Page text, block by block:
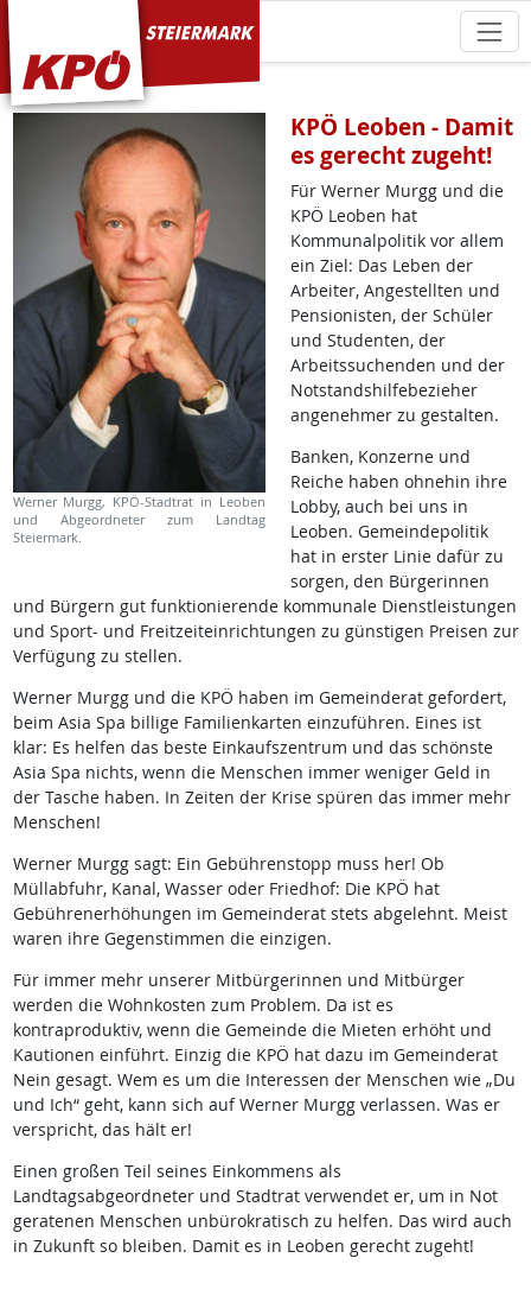
KPÖ Steiermark
Werner Murgg, KPÖ-Stadtrat in Leoben
und Abgeordneter zum Landtag
Steiermark.
KPÖ Leoben - Damit
es gerecht zugeht!
Für Werner Murgg und die
KPÖ Leoben hat
Kommunalpolitik vor allem
ein Ziel: Das Leben der
Arbeiter, Angestellten und
Pensionisten, der Schüler
und Studenten, der
Arbeitssuchenden und der
Notstandshilfebezieher
angenehmer zu gestalten.
Banken, Konzerne und
Reiche haben ohnehin ihre
Lobby, auch bei uns in
Leoben. Gemeindepolitik
hat in erster Linie dafür zu
sorgen, den Bürgerinnen
und Bürgern gut funktionierende kommunale Dienstleistungen
und Sport- und Freitzeiteinrichtungen zu günstigen Preisen zur
Verfügung zu stellen.
Werner Murgg und die KPÖ haben im Gemeinderat gefordert,
beim Asia Spa billige Familienkarten einzuführen. Eines ist
klar: Es helfen das beste Einkaufszentrum und das schönste
Asia Spa nichts, wenn die Menschen immer weniger Geld in
der Tasche haben. In Zeiten der Krise spüren das immer mehr
Menschen!
Werner Murgg sagt: Ein Gebührenstopp muss her! Ob
Müllabfuhr, Kanal, Wasser oder Friedhof: Die KPÖ hat
Gebührenerhöhungen im Gemeinderat stets abgelehnt. Meist
waren ihre Gegenstimmen die einzigen.
Für immer mehr unserer Mitbürgerinnen und Mitbürger
werden die Wohnkosten zum Problem. Da ist es
kontraproduktiv, wenn die Gemeinde die Mieten erhöht und
Kautionen einführt. Einzig die KPÖ hat dazu im Gemeinderat
Nein gesagt. Wem es um die Interessen der Menschen wie „Du
und Ich“ geht, kann sich auf Werner Murgg verlassen. Was er
verspricht, das hält er!
Einen großen Teil seines Einkommens als
Landtagsabgeordneter und Stadtrat verwendet er, um in Not
geratenen Menschen unbürokratisch zu helfen. Das wird auch
in Zukunft so bleiben. Damit es in Leoben gerecht zugeht!